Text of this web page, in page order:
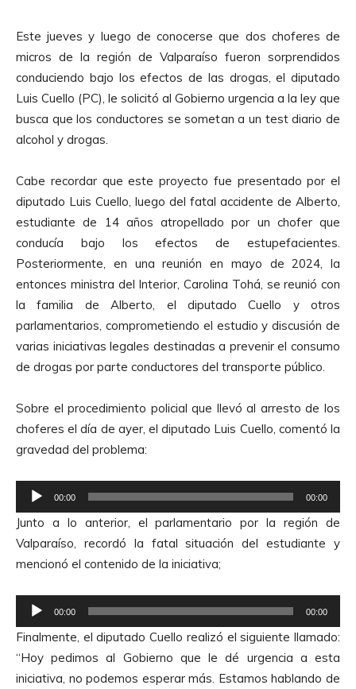
Este jueves y luego de conocerse que dos choferes de
micros de la región de Valparaíso fueron sorprendidos
conduciendo bajo los efectos de las drogas, el diputado
Luis Cuello (PC), le solicitó al Gobierno urgencia a la ley que
busca que los conductores se sometan a un test diario de
alcohol y drogas.
Cabe recordar que este proyecto fue presentado por el
diputado Luis Cuello, luego del fatal accidente de Alberto,
estudiante de 14 años atropellado por un chofer que
conducía bajo los efectos de estupefacientes.
Posteriormente, en una reunión en mayo de 2024, la
entonces ministra del Interior, Carolina Tohá, se reunió con
la familia de Alberto, el diputado Cuello y otros
parlamentarios, comprometiendo el estudio y discusión de
varias iniciativas legales destinadas a prevenir el consumo
de drogas por parte conductores del transporte público.
Sobre el procedimiento policial que llevó al arresto de los
choferes el día de ayer, el diputado Luis Cuello, comentó la
gravedad del problema:
e
p
o
d
c
t
o
00:00 00:00
Junto a lo anterior, el parlamentario por la región de
Valparaíso, recordó la fatal situación del estudiante y
mencionó el contenido de la iniciativa;
e
p
00:00 00:00
Finalmente, el diputado Cuello realizó el siguiente llamado:
“Hoy pedimos al Gobierno que le dé urgencia a esta
iniciativa, no podemos esperar más. Estamos hablando de